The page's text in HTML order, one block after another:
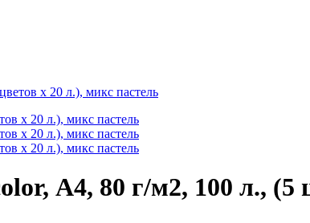
х 20 л.), микс пастель
А4, 80 г/м2, 100 л., (5